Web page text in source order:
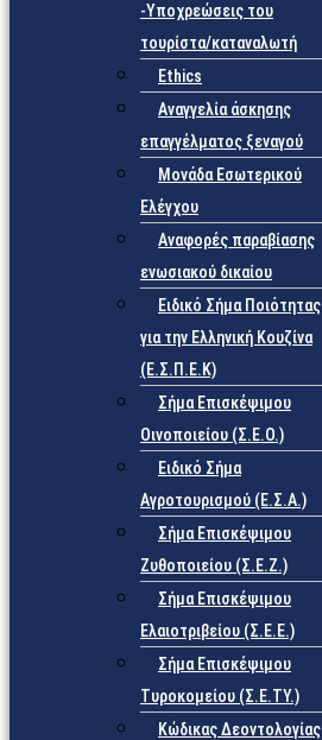
-Υποχρεώσεις του
τουρίστα/καταναλωτή
Ethics
Αναγγελία άσκησης
επαγγέλματος ξεναγού
Μονάδα Εσωτερικού
Ελέγχου
Αναφορές παραβίασης
ενωσιακού δικαίου
Ειδικό Σήμα Ποιότητας
για την Ελληνική Κουζίνα
(Ε.Σ.Π.Ε.Κ)
Σήμα Επισκέψιμου
Οινοποιείου (Σ.Ε.Ο.)
Ειδικό Σήμα
Αγροτουρισμού (Ε.Σ.Α.)
Σήμα Επισκέψιμου
Ζυθοποιείου (Σ.Ε.Ζ.)
Σήμα Επισκέψιμου
Ελαιοτριβείου (Σ.Ε.Ε.)
Σήμα Επισκέψιμου
Τυροκομείου (Σ.Ε.TY.)
Κώδικας Δεοντολογίας